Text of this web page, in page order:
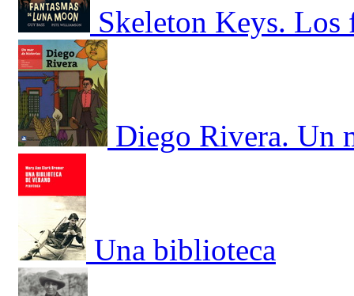
Skeleton Keys. Los
Diego Rivera. Un
Una biblioteca